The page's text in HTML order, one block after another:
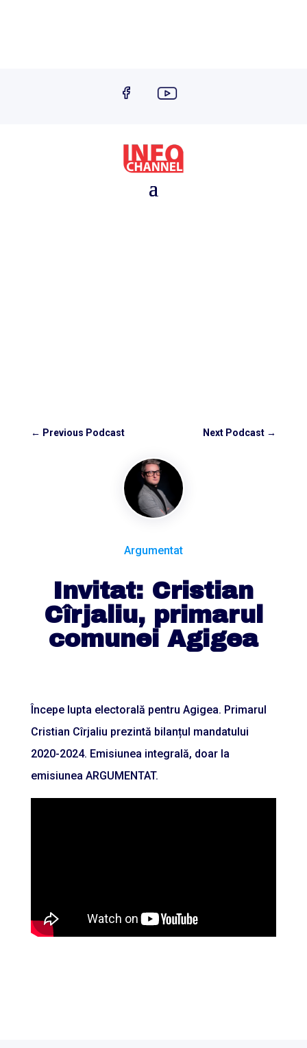
← Previous Podcast Next Podcast →
Argumentat
Invitat: Cristian
Cîrjaliu, primarul
comunei Agigea
Începe lupta electorală pentru Agigea. Primarul
Cristian Cîrjaliu prezintă bilanțul mandatului
2020-2024. Emisiunea integrală, doar la
emisiunea ARGUMENTAT.